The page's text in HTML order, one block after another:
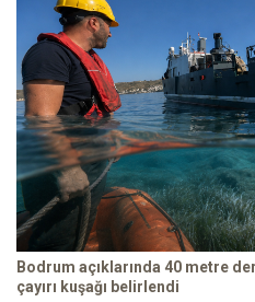
Bodrum açıklarında 40 metre
çayırı kuşağı belirlendi